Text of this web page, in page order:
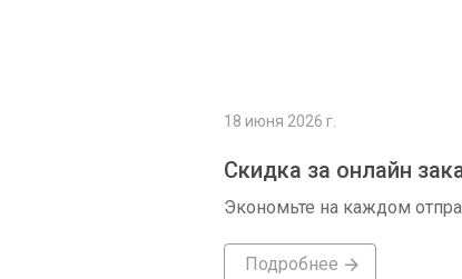
18 июня 2026 г.
Скидка за онлайн
Экономьте на каждом
Подробнее